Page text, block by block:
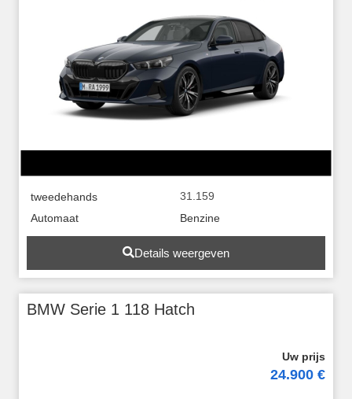
tweedehands
31.159
Automaat
Benzine
Details weergeven
BMW Serie 1 118 Hatch
24.900 €